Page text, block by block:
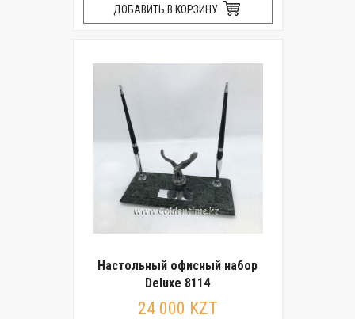
ДОБАВИТЬ В КОРЗИНУ
Настольный офисный набор
Deluxe 8114
24 000 KZT